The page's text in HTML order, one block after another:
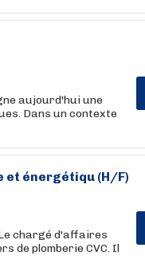
aujourd'hui une
Dans un contexte
et énergétiqu (H/F)
chargé d'affaires
de plomberie CVC. Il